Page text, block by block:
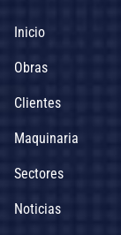
Inicio
Obras
Clientes
Maquinaria
Sectores
Noticias